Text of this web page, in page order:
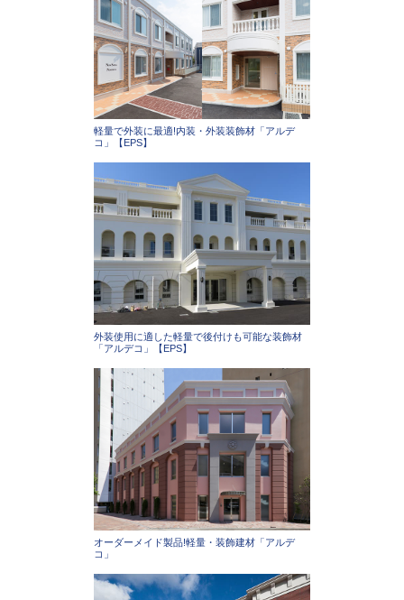
軽量で外装に最適!内装・外装装飾材「アルデ
コ」【EPS】
外装使用に適した軽量で後付けも可能な装飾材
「アルデコ」【EPS】
オーダーメイド製品!軽量・装飾建材「アルデ
コ」